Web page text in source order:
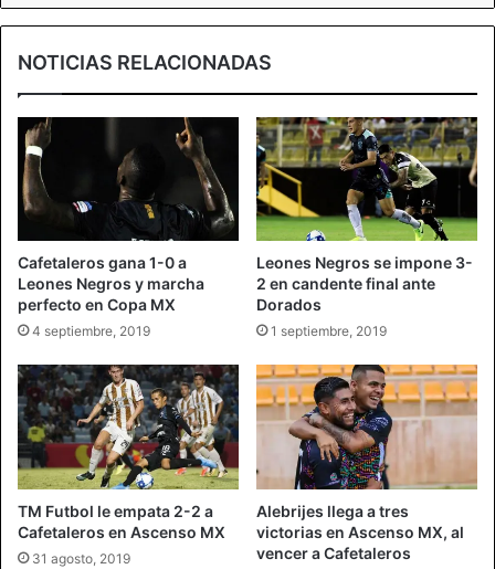
NOTICIAS RELACIONADAS
Cafetaleros gana 1-0 a
Leones Negros y marcha
perfecto en Copa MX
4 septiembre, 2019
Leones Negros se impone 3-
2 en candente final ante
Dorados
1 septiembre, 2019
TM Futbol le empata 2-2 a
Cafetaleros en Ascenso MX
31 agosto, 2019
Alebrijes llega a tres
victorias en Ascenso MX, al
vencer a Cafetaleros